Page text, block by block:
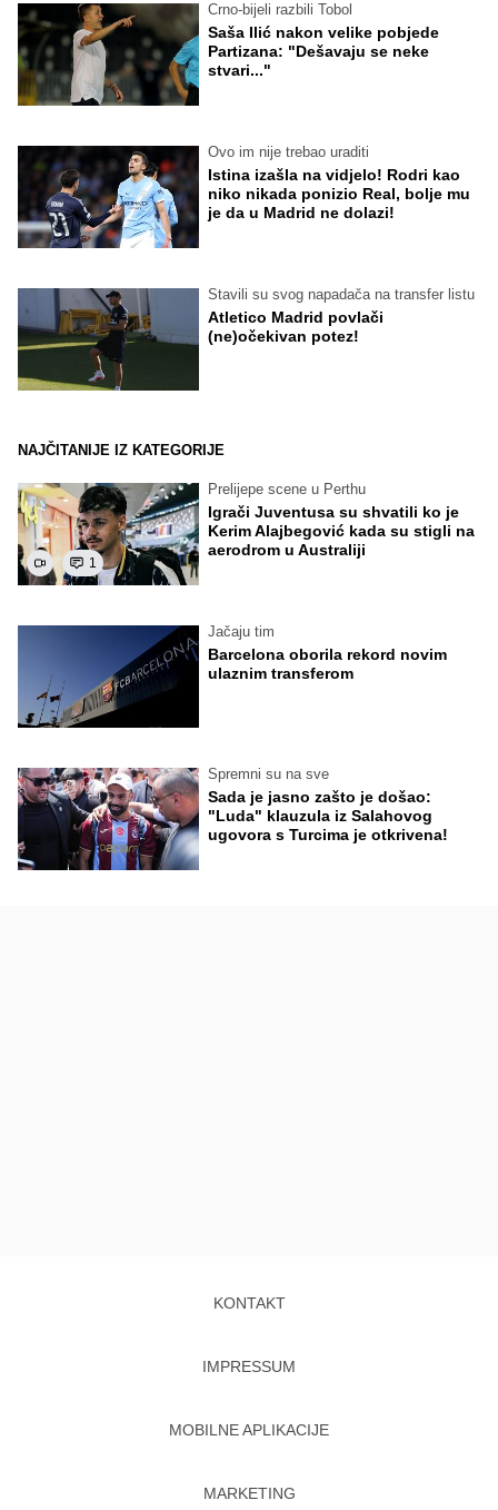
Crno-bijeli razbili Tobol
Saša Ilić nakon velike pobjede
Partizana: "Dešavaju se neke
stvari..."
Ovo im nije trebao uraditi
Istina izašla na vidjelo! Rodri kao
niko nikada ponizio Real, bolje mu
je da u Madrid ne dolazi!
Stavili su svog napadača na transfer listu
Atletico Madrid povlači
(ne)očekivan potez!
NAJČITANIJE IZ KATEGORIJE
1
Prelijepe scene u Perthu
Igrači Juventusa su shvatili ko je
Kerim Alajbegović kada su stigli na
aerodrom u Australiji
Jačaju tim
Barcelona oborila rekord novim
ulaznim transferom
Spremni su na sve
Sada je jasno zašto je došao:
"Luda" klauzula iz Salahovog
ugovora s Turcima je otkrivena!
KONTAKT
IMPRESSUM
MOBILNE APLIKACIJE
MARKETING